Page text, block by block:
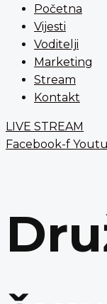
Početna
Vijesti
Voditelji
Marketing
Stream
Kontakt
LIVE STREAM
Facebook-f